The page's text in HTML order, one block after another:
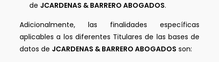
de JCARDENAS & BARRERO ABOGADOS.
Adicionalmente, las finalidades específicas
aplicables a los diferentes Titulares de las bases de
datos de JCARDENAS & BARRERO ABOGADOS son: